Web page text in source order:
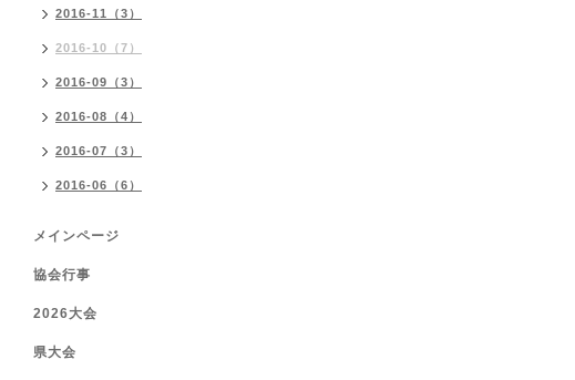
2016-11（3）
2016-10（7）
2016-09（3）
2016-08（4）
2016-07（3）
2016-06（6）
メインページ
協会行事
2026大会
県大会